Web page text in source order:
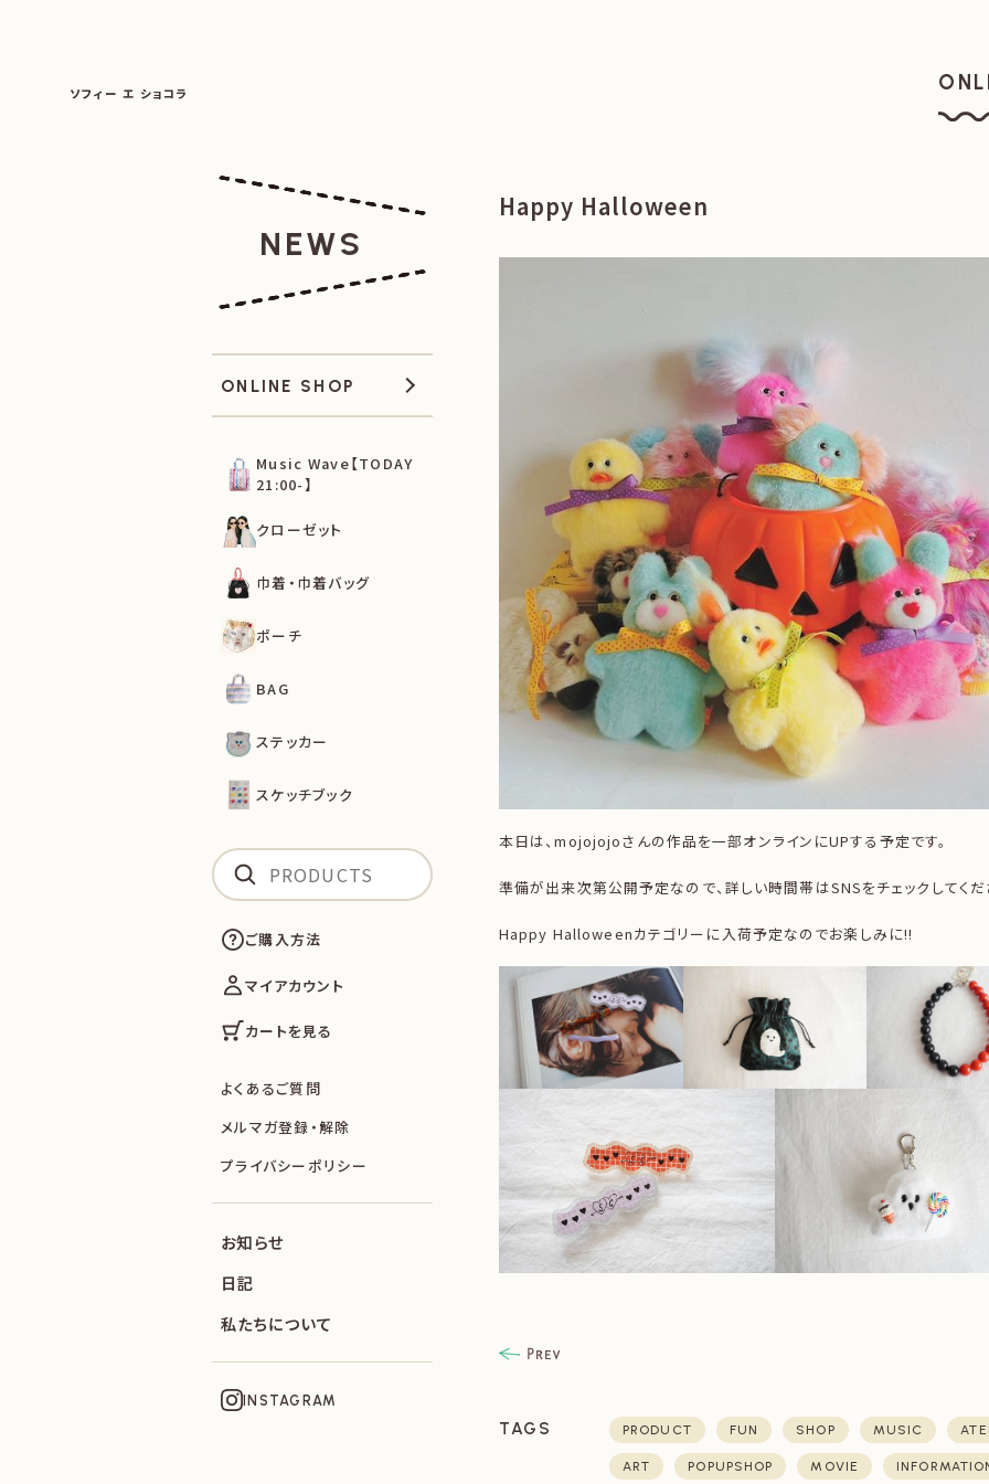
ソフィー エ ショコラ
||
NEWS
Happy Halloween
本日は、mojojojoさんの作品を一部オンラインにUPする予定です。
準備が出来次第公開予定なので、詳しい時間帯はSNSをチェックしてくだ
Happy Halloweenカテゴリーに入荷予定なのでお楽しみに!!
TAGS PRODUCT FUN SHOP MUSIC
ART POPUPSHOP MOVIE
ONLINE SHOP
Music Wave【TODAY
21:00-】
クローゼット
巾着・巾着バッグ
ポーチ
BAG
ステッカー
スケッチブック
ご購入方法
マイアカウント
カートを見る
よくあるご質問
メルマガ登録・解除
プライバシーポリシー
お知らせ
日記
私たちについて
INSTAGRAM